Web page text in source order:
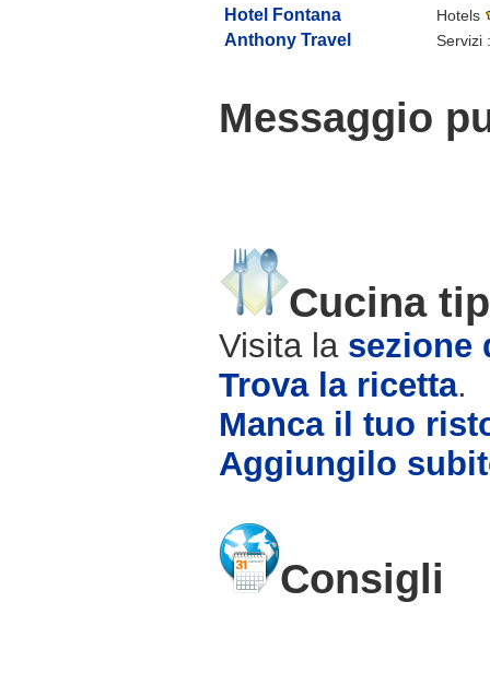
Hotel Fontana Hotels
Anthony Travel Servizi
Messaggio
Cucina
Visita la sezione
Trova la ricetta.
Manca il tuo
Aggiungilo
Consigli